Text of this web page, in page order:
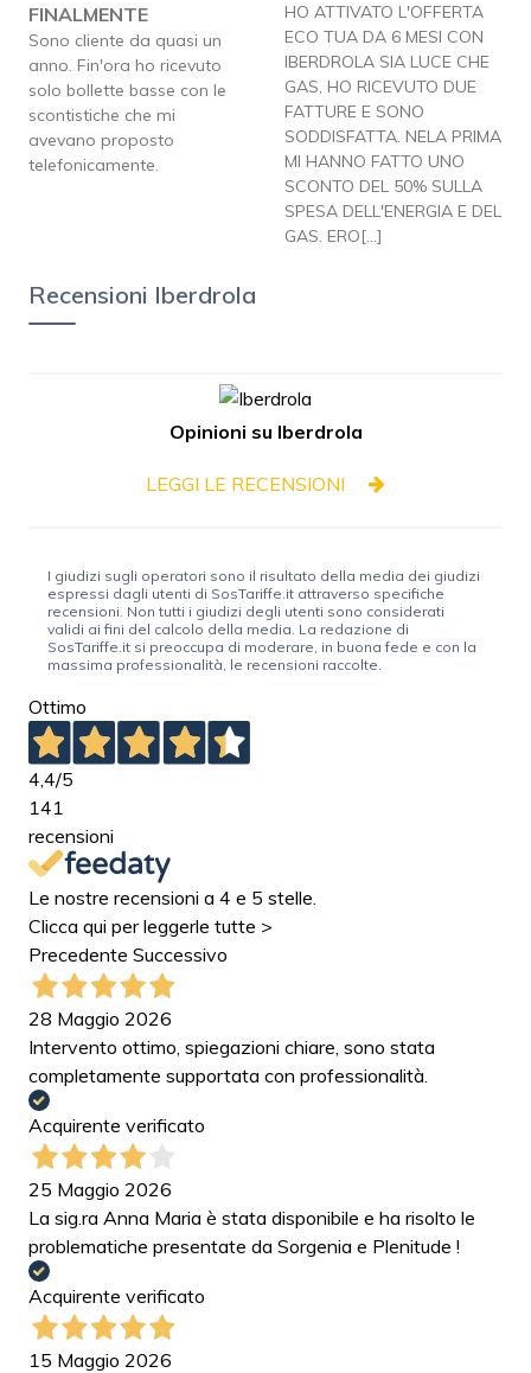
FINALMENTE
Sono cliente da quasi un
anno. Fin'ora ho ricevuto
solo bollette basse con le
scontistiche che mi
avevano proposto
telefonicamente.
HO ATTIVATO L'OFFERTA
ECO TUA DA 6 MESI CON
IBERDROLA SIA LUCE CHE
GAS, HO RICEVUTO DUE
FATTURE E SONO
SODDISFATTA. NELA PRIMA
MI HANNO FATTO UNO
SCONTO DEL 50% SULLA
SPESA DELL'ENERGIA E DEL
GAS. ERO[...]
Recensioni Iberdrola
Opinioni su Iberdrola
LEGGI LE RECENSIONI
I giudizi sugli operatori sono il risultato della media dei giudizi
espressi dagli utenti di SosTariffe.it attraverso specifiche
recensioni. Non tutti i giudizi degli utenti sono considerati
validi ai fini del calcolo della media. La redazione di
SosTariffe.it si preoccupa di moderare, in buona fede e con la
massima professionalità, le recensioni raccolte.
Ottimo
4,4/5
141
recensioni
Le nostre recensioni a 4 e 5 stelle.
Clicca qui per leggerle tutte >
Precedente Successivo
28 Maggio 2026
Intervento ottimo, spiegazioni chiare, sono stata
completamente supportata con professionalità.
Acquirente verificato
25 Maggio 2026
La sig.ra Anna Maria è stata disponibile e ha risolto le
problematiche presentate da Sorgenia e Plenitude !
Acquirente verificato
15 Maggio 2026